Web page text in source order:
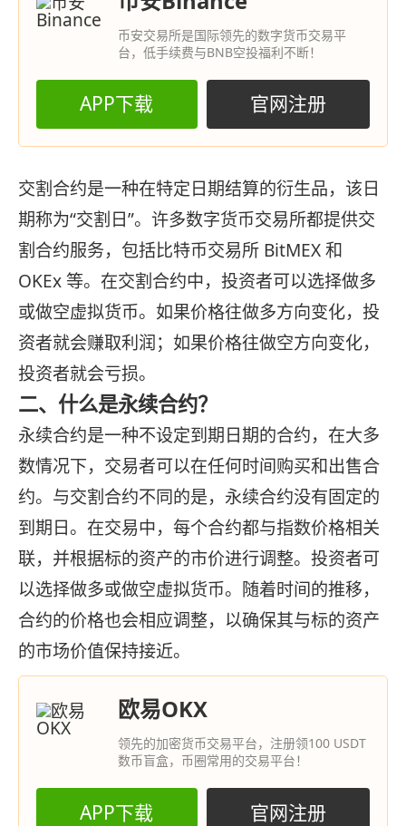
币安交易所是国际领先的数字货币交易平
台，低手续费与BNB空投福利不断！
APP下载 官网注册
交割合约是一种在特定日期结算的衍生品，该日
期称为“交割日”。许多数字货币交易所都提供交
割合约服务，包括比特币交易所 BitMEX 和
OKEx 等。在交割合约中，投资者可以选择做多
或做空虚拟货币。如果价格往做多方向变化，投
资者就会赚取利润；如果价格往做空方向变化，
投资者就会亏损。
二、什么是永续合约？
永续合约是一种不设定到期日期的合约，在大多
数情况下，交易者可以在任何时间购买和出售合
约。与交割合约不同的是，永续合约没有固定的
到期日。在交易中，每个合约都与指数价格相关
联，并根据标的资产的市价进行调整。投资者可
以选择做多或做空虚拟货币。随着时间的推移，
合约的价格也会相应调整，以确保其与标的资产
的市场价值保持接近。
欧易OKX
领先的加密货币交易平台，注册领100 USDT
数币盲盒，币圈常用的交易平台！
APP下载 官网注册